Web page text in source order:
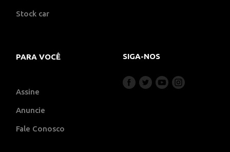
Stock car
PARA VOCÊ
Assine
Anuncie
Fale Conosco
SIGA-NOS